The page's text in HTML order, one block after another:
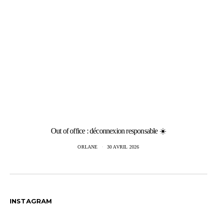
Out of office : déconnexion responsable ☀️
ORLANE 30 AVRIL 2026
INSTAGRAM